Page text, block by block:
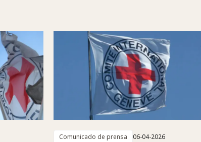
Comunicado de prensa 06-04-2026